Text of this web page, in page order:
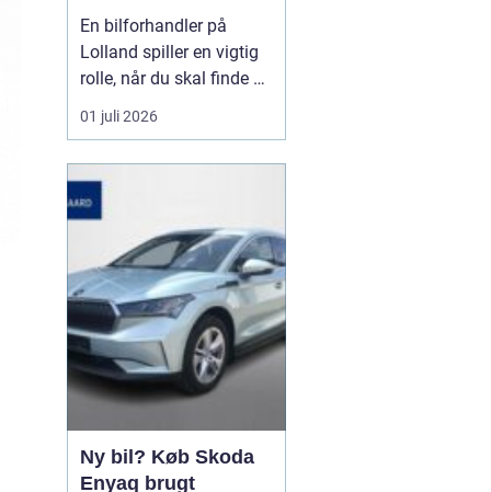
forhandler til dit
næste bilkøb
En bilforhandler på
Lolland spiller en vigtig
rolle, når du skal finde en
brugt bil, du kan stole på
i mange år. For mange er
hverdagen, og derfor
handler det ikke kun om
pris, men også om ...
01 juli 2026
Ny bil? Køb Skoda
Enyaq brugt